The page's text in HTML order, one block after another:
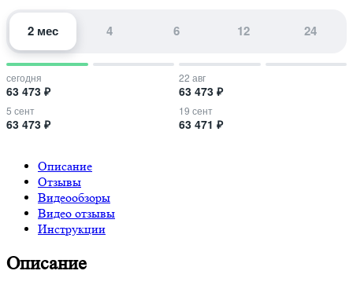
2 мес 4 6 12 24
сегодня
63 473 ₽
22 авг
63 473 ₽
5 сент
63 473 ₽
19 сент
63 471 ₽
Описание
Отзывы
Видеообзоры
Видео отзывы
Инструкции
Описание